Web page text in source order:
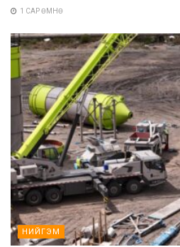
1 САР ӨМНӨ
НИЙГЭМ